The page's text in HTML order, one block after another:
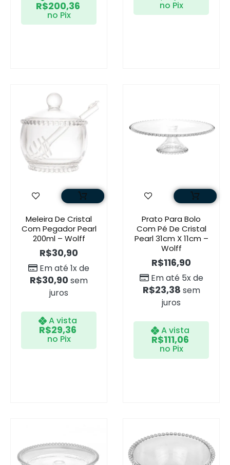
R$200,36
no Pix
no Pix
Meleira De Cristal
Com Pegador Pearl
200ml – Wolff
R$30,90
Em até 1x de
R$30,90 sem
juros
A vista
R$29,36
no Pix
Prato Para Bolo
Com Pé De Cristal
Pearl 31cm X 11cm –
Wolff
R$116,90
Em até 5x de
R$23,38 sem
juros
A vista
R$111,06
no Pix